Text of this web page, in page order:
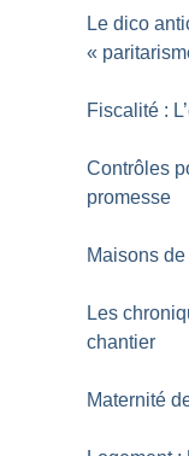
Le dico
«
Fiscalité :
Contrôles
promesse
Maisons
Les
chantier
Maternité